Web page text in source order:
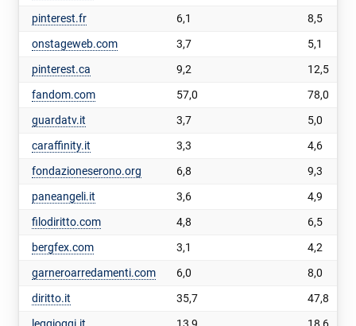
pinterest.fr
6,1
8,5
onstageweb.com
3,7
5,1
pinterest.ca
9,2
12,5
fandom.com
57,0
78,0
guardatv.it
3,7
5,0
caraffinity.it
3,3
4,6
fondazioneserono.org
6,8
9,3
paneangeli.it
3,6
4,9
filodiritto.com
4,8
6,5
bergfex.com
3,1
4,2
garneroarredamenti.com
6,0
8,0
diritto.it
35,7
47,8
leggioggi.it
13,9
18,6